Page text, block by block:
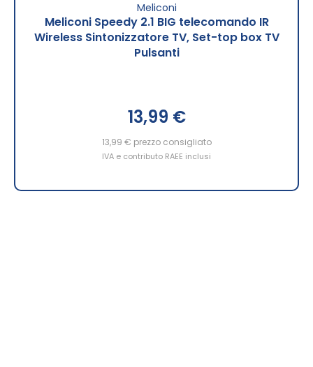
Meliconi
Meliconi Speedy 2.1 BIG telecomando IR
Wireless Sintonizzatore TV, Set-top box TV
Pulsanti
13,99 €
13,99 € prezzo consigliato
IVA e contributo RAEE inclusi